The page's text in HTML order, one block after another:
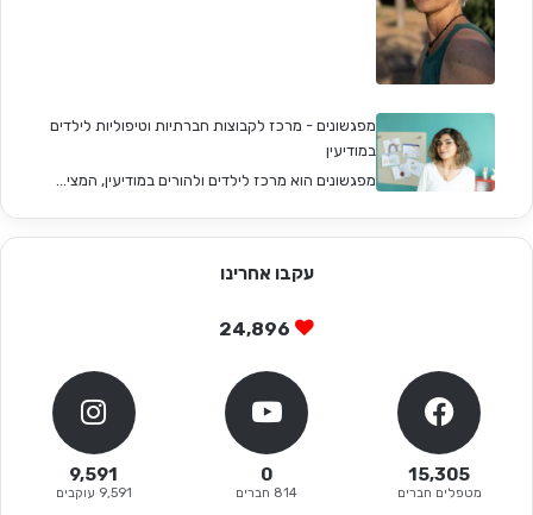
מפגשונים - מרכז לקבוצות חברתיות וטיפוליות לילדים
במודיעין
מפגשונים הוא מרכז לילדים ולהורים במודיעין, המצי...
עקבו אחרינו
24,896
15,305
מטפלים חברים
0
814 חברים
9,591
9,591 עוקבים